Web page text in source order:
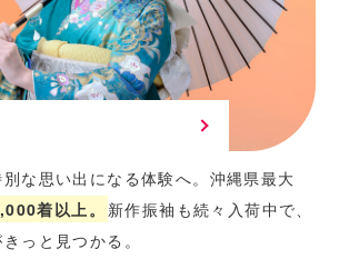
な思い出になる体験へ。 沖縄県最大
着以上。
新作振袖も続々入荷中で、
っと見つかる。